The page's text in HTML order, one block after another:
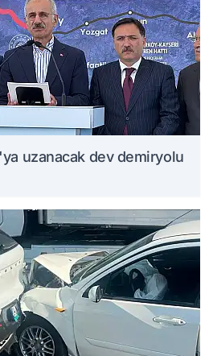
uzanacak dev demiryolu